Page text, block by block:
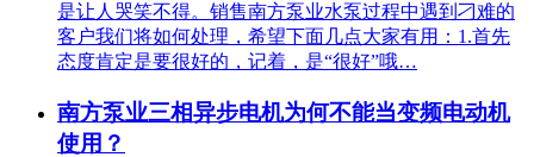
是让人哭笑不得。销售南方泵业水泵过程中遇到刁难的
客户我们将如何处理，希望下面几点大家有用：1.首先
态度肯定是要很好的，记着，是“很好”哦…
南方泵业三相异步电机为何不能当变频电动机
使用？